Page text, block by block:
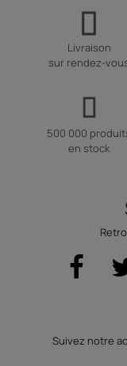
Livraison
sur rendez-
500 000
en stock
Suivez notre